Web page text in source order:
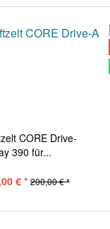
CORE Drive-
390 für...
€ * 200,00 € *